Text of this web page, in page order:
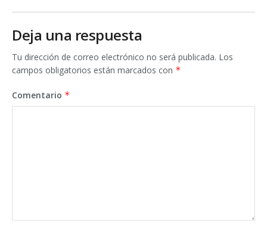
Deja una respuesta
Tu dirección de correo electrónico no será publicada. Los
campos obligatorios están marcados con *
Comentario *